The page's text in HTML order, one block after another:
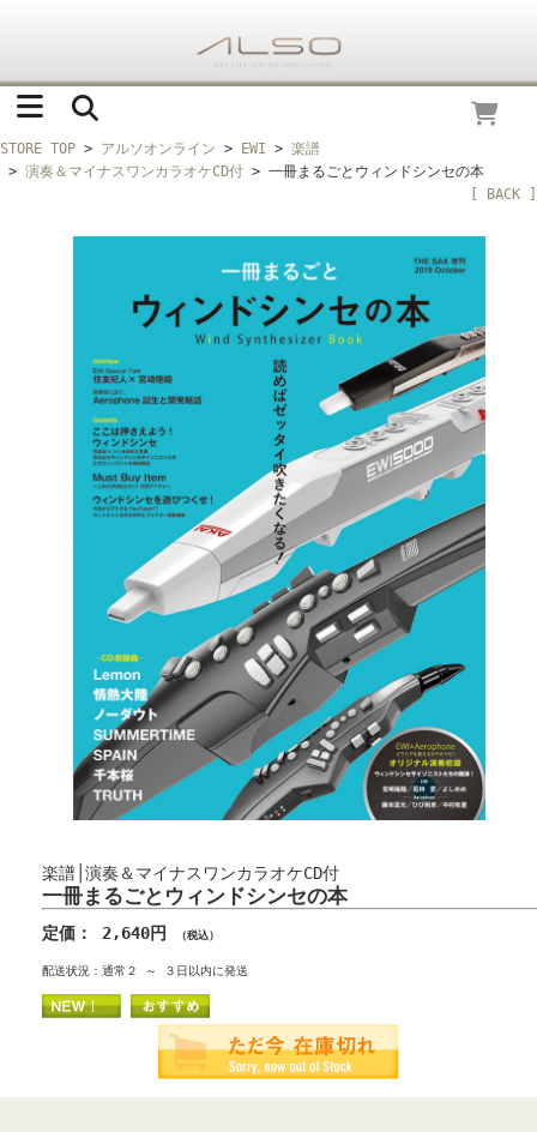
STORE TOP > アルソオンライン > EWI > 楽譜
> 演奏＆マイナスワンカラオケCD付 > 一冊まるごとウィンドシンセの本
[ BACK ]
楽譜│演奏＆マイナスワンカラオケCD付
一冊まるごとウィンドシンセの本
定価： 2,640円 （税込）
配送状況：通常２ ～ ３日以内に発送